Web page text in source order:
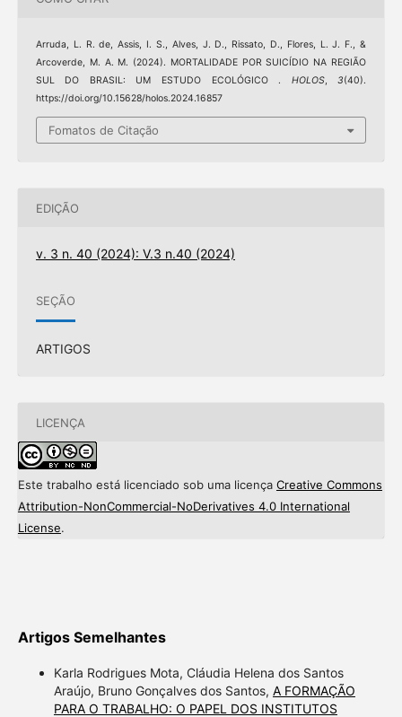
Arruda, L. R. de, Assis, I. S., Alves, J. D., Rissato, D., Flores, L. J. F., &
Arcoverde, M. A. M. (2024). MORTALIDADE POR SUICÍDIO NA REGIÃO
SUL DO BRASIL: UM ESTUDO ECOLÓGICO . HOLOS,3(40).
https://doi.org/10.15628/holos.2024.16857
Fomatos de Citação
EDIÇÃO
v. 3 n. 40 (2024): V.3 n.40 (2024)
SEÇÃO
ARTIGOS
LICENÇA
Este trabalho está licenciado sob uma licença Creative Commons
Attribution-NonCommercial-NoDerivatives 4.0 International
License.
Artigos Semelhantes
Karla Rodrigues Mota, Cláudia Helena dos Santos
Araújo, Bruno Gonçalves dos Santos, A FORMAÇÃO
PARA O TRABALHO: O PAPEL DOS INSTITUTOS